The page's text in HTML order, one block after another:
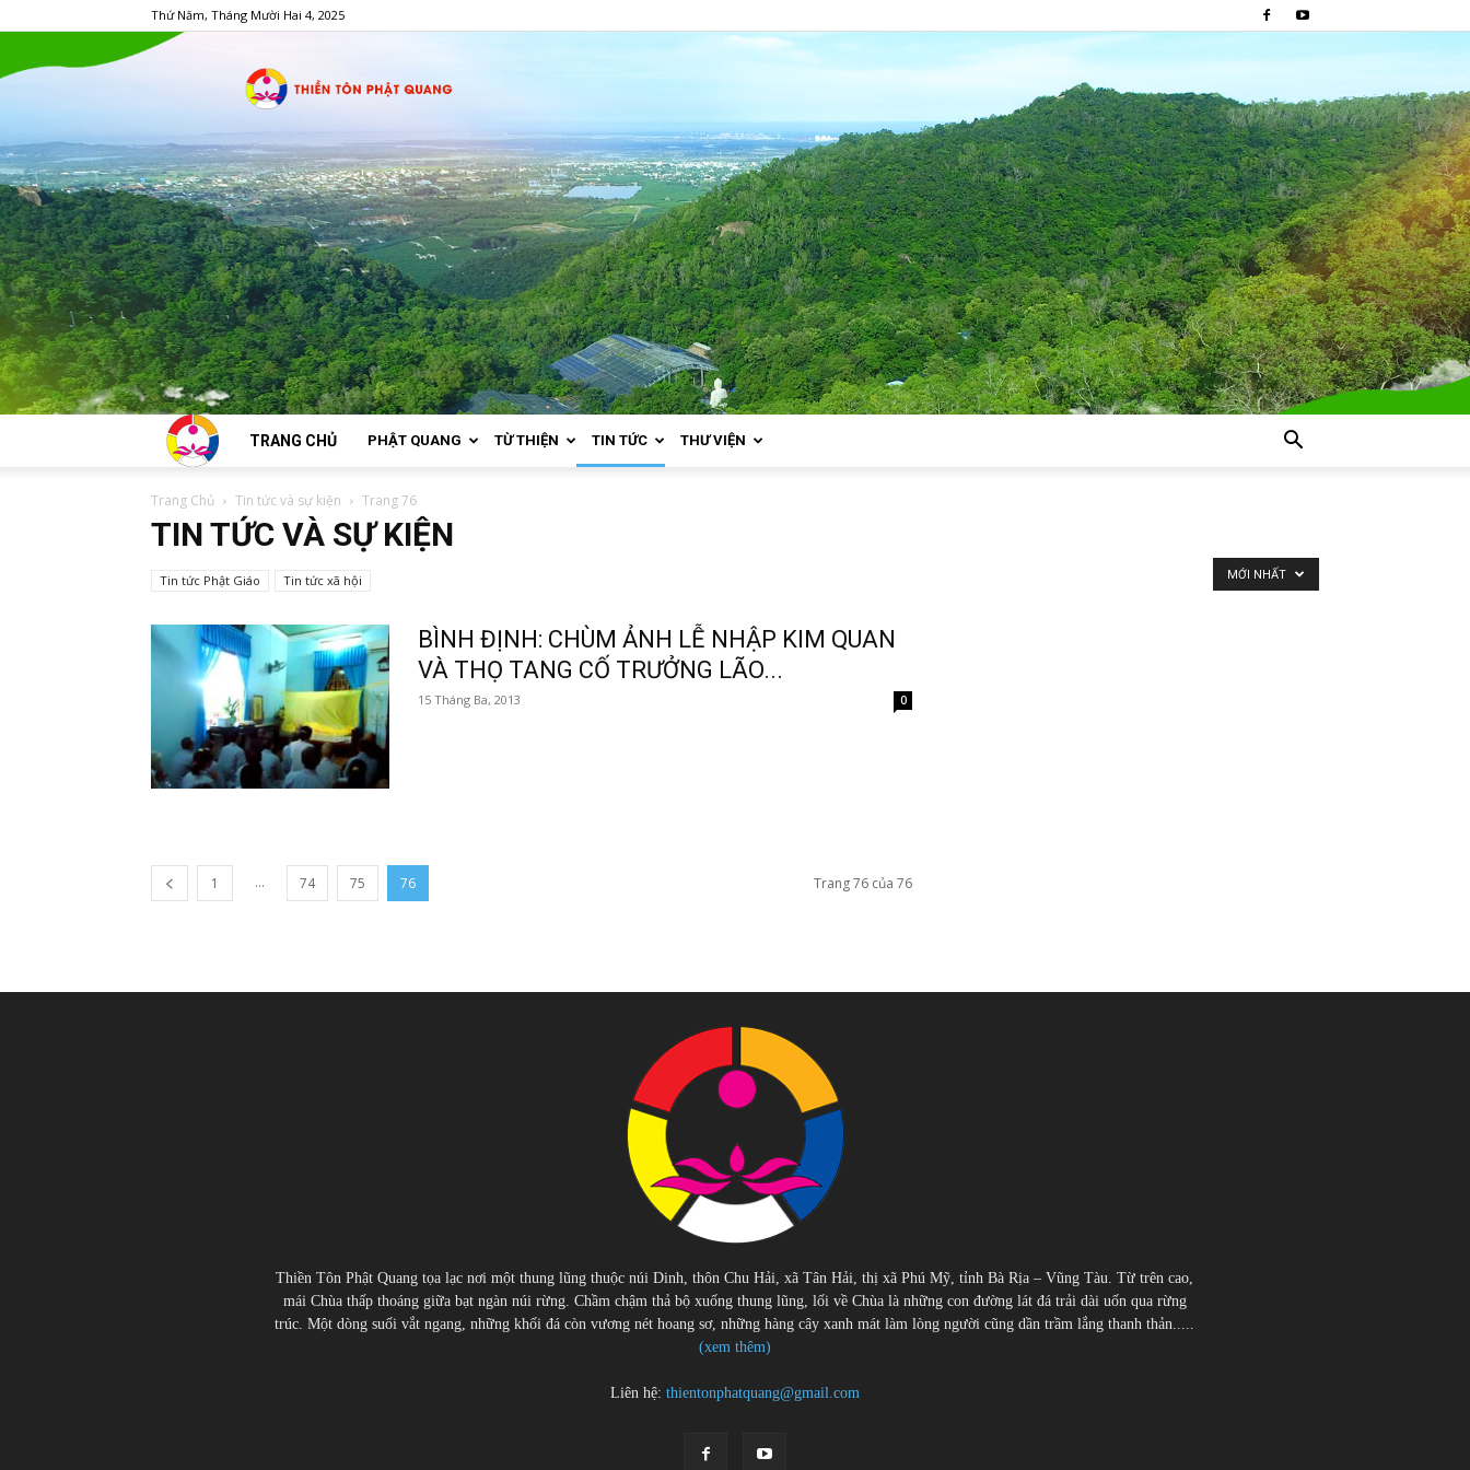
Thứ Năm, Tháng Mười Hai 4, 2025
Tôn
TRANG CHỦ PHẬT QUANG TỪ THIỆN TIN TỨC THƯ VIỆN
Trang Chủ Tin tức và sự kiện Trang 76
TIN TỨC VÀ SỰ KIỆN
Tin tức Phật Giáo Tin tức xã hội MỚI NHẤT
BÌNH ĐỊNH: CHÙM ẢNH LỄ NHẬP KIM QUAN
VÀ THỌ TANG CỐ TRƯỞNG LÃO...
15 Tháng Ba, 2013 0
1 ... 74 75 76 Trang 76 của 76
Thiền Tôn Phật Quang tọa lạc nơi một thung lũng thuộc núi Dinh, thôn Chu Hải, xã Tân Hải, thị xã Phú Mỹ, tỉnh Bà Rịa – Vũng Tàu. Từ trên cao,
mái Chùa thấp thoáng giữa bạt ngàn núi rừng. Chầm chậm thả bộ xuống thung lũng, lối về Chùa là những con đường lát đá trải dài uốn qua rừng
trúc. Một dòng suối vắt ngang, những khối đá còn vương nét hoang sơ, những hàng cây xanh mát làm lòng người cũng dần trầm lắng thanh thản.....
(xem thêm)
Liên hệ: thientonphatquang@gmail.com